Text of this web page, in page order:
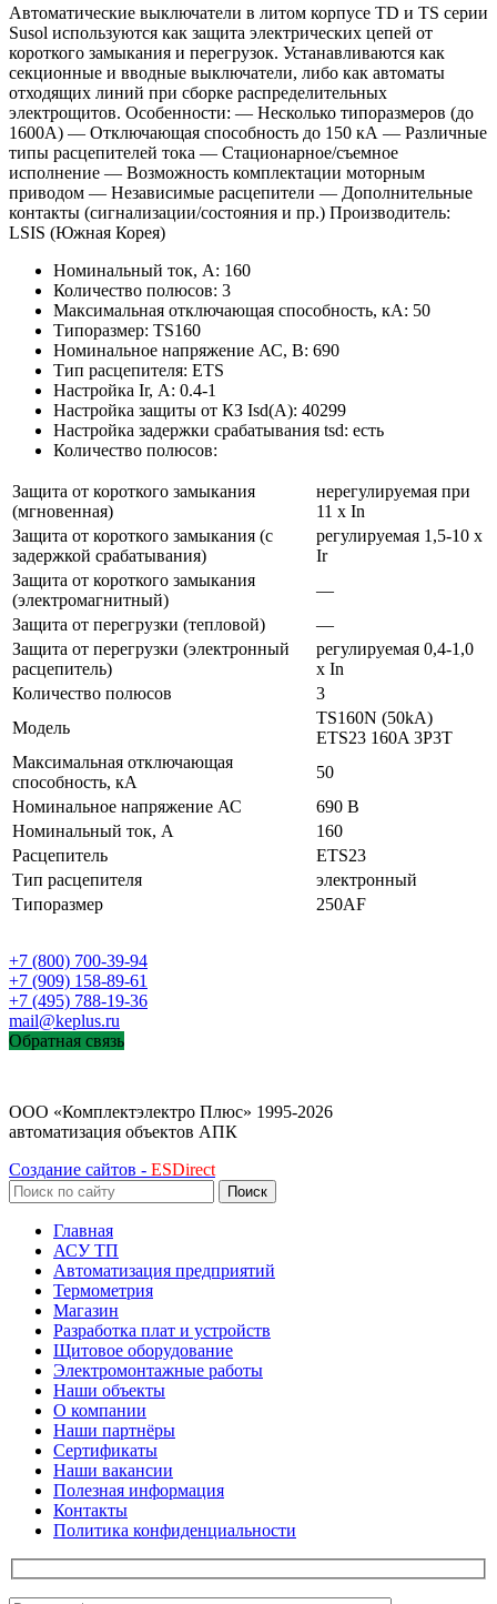
Автоматические выключатели в литом корпусе TD и TS серии
Susol используются как защита электрических цепей от
короткого замыкания и перегрузок. Устанавливаются как
секционные и вводные выключатели, либо как автоматы
отходящих линий при сборке распределительных
электрощитов. Особенности: — Несколько типоразмеров (до
1600А) — Отключающая способность до 150 кА — Различные
типы расцепителей тока — Стационарное/съемное
исполнение — Возможность комплектации моторным
приводом — Независимые расцепители — Дополнительные
контакты (сигнализации/состояния и пр.) Производитель:
LSIS (Южная Корея)
Номинальный ток, А: 160
Количество полюсов: 3
Максимальная отключающая способность, кА: 50
Типоразмер: TS160
Номинальное напряжение АС, В: 690
Тип расцепителя: ETS
Настройка Ir, А: 0.4-1
Настройка защиты от КЗ Isd(А): 40299
Настройка задержки срабатывания tsd: есть
Количество полюсов:
Защита от короткого замыкания
(мгновенная)
нерегулируемая при
11 х In
Защита от короткого замыкания (с
задержкой срабатывания)
регулируемая 1,5-10 x
Ir
Защита от короткого замыкания
(электромагнитный)
—
Защита от перегрузки (тепловой)
—
Защита от перегрузки (электронный
расцепитель)
регулируемая 0,4-1,0
x In
Количество полюсов
3
Модель
TS160N (50kA)
ETS23 160A 3P3T
Максимальная отключающая
способность, кА
50
Номинальное напряжение АС
690 В
Номинальный ток, А
160
Расцепитель
ETS23
Тип расцепителя
электронный
Типоразмер
250AF
+7 (800) 700-39-94
+7 (909) 158-89-61
+7 (495) 788-19-36
mail@keplus.ru
Обратная связь
ООО «Комплектэлектро Плюс» 1995-2026
автоматизация объектов АПК
Создание сайтов - ESDirect
Поиск
Главная
АСУ ТП
Автоматизация предприятий
Термометрия
Магазин
Разработка плат и устройств
Щитовое оборудование
Электромонтажные работы
Наши объекты
О компании
Наши партнёры
Сертификаты
Наши вакансии
Полезная информация
Контакты
Политика конфиденциальности